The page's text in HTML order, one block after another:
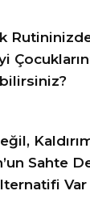
Sahte
Var